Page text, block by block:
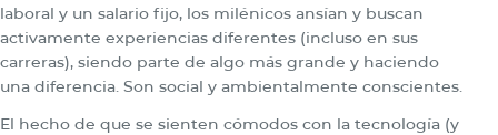
laboral y un salario fijo, los milénicos ansían y buscan
activamente experiencias diferentes (incluso en sus
carreras), siendo parte de algo más grande y haciendo
una diferencia. Son social y ambientalmente conscientes.
El hecho de que se sienten cómodos con la tecnología (y